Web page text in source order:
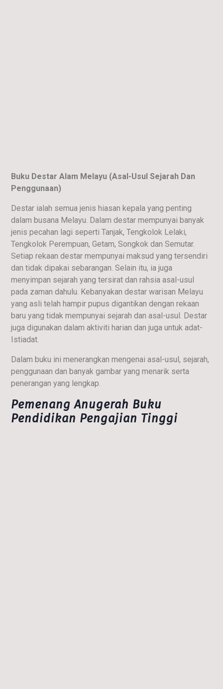
Buku Destar Alam Melayu (Asal-Usul Sejarah Dan
Penggunaan)
Destar ialah semua jenis hiasan kepala yang penting
dalam busana Melayu. Dalam destar mempunyai banyak
jenis pecahan lagi seperti Tanjak, Tengkolok Lelaki,
Tengkolok Perempuan, Getam, Songkok dan Semutar.
Setiap rekaan destar mempunyai maksud yang tersendiri
dan tidak dipakai sebarangan. Selain itu, ia juga
menyimpan sejarah yang tersirat dan rahsia asal-usul
pada zaman dahulu. Kebanyakan destar warisan Melayu
yang asli telah hampir pupus digantikan dengan rekaan
baru yang tidak mempunyai sejarah dan asal-usul. Destar
juga digunakan dalam aktiviti harian dan juga untuk adat-
Istiadat.
Dalam buku ini menerangkan mengenai asal-usul, sejarah,
penggunaan dan banyak gambar yang menarik serta
penerangan yang lengkap.
Pemenang Anugerah Buku
Pendidikan Pengajian Tinggi